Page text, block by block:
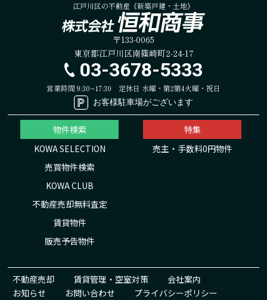
江戸川区の不動産《新築戸建・土地》
〒133-0065
東京都江戸川区南篠崎町2-24-17
03-3678-5333
営業時間 9:30~17:30 定休日 水曜・第2第4火曜・祝日
お客様駐車場がございます
物件検索
KOWA SELECTION
売買物件検索
KOWA CLUB
不動産売却無料査定
賃貸物件
販売予告物件
特集
売主・手数料0円物件
不動産売却 賃貸管理・空室対策
会社案内
お知らせ
お問い合わせ
プライバシーポリシー